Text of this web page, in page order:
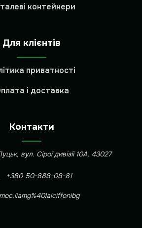
контейнери
Для клієнтів
приватності
і доставка
Контакти
вул. Сірої дивізії 10А, 43027
+380 50-888-08-81
moc.liamg%40laiciffonibg